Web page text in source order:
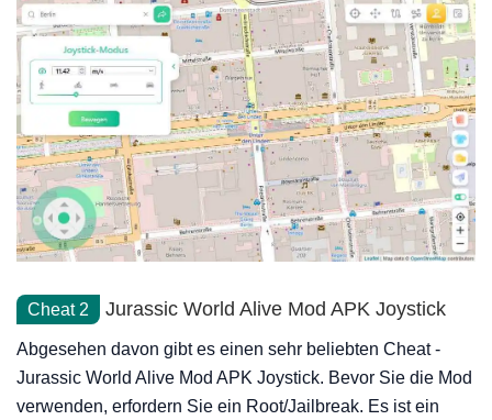
Cheat 2 Jurassic World Alive Mod APK Joystick
Abgesehen davon gibt es einen sehr beliebten Cheat -
Jurassic World Alive Mod APK Joystick. Bevor Sie die Mod
verwenden, erfordern Sie ein Root/Jailbreak. Es ist ein